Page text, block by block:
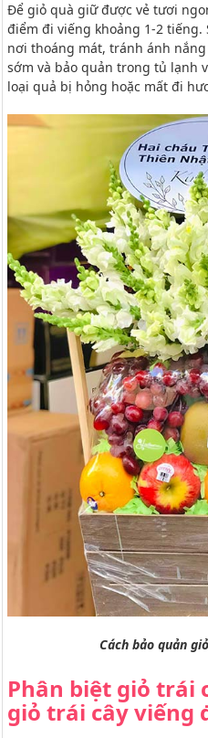
Để giỏ quà giữ được vẻ tươi
điểm đi viếng khoảng 1-2 tiếng.
nơi thoáng mát, tránh ánh
sớm và bảo quản trong tủ lạnh
loại quả bị hỏng hoặc mất đi
Cách bảo quản
Phân biệt giỏ trái
giỏ trái cây viếng